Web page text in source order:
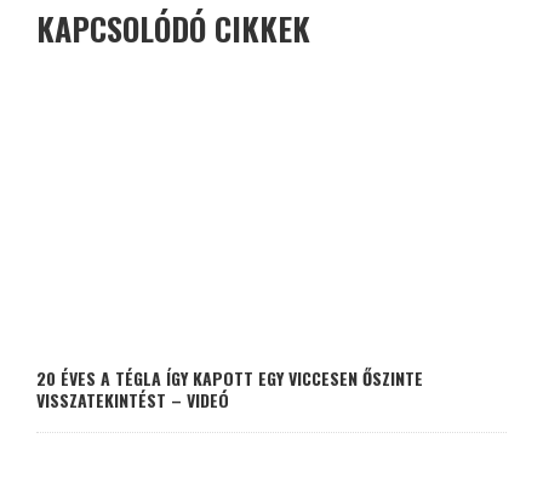
KAPCSOLÓDÓ CIKKEK
20 ÉVES A TÉGLA ÍGY KAPOTT EGY VICCESEN ŐSZINTE
VISSZATEKINTÉST – VIDEÓ